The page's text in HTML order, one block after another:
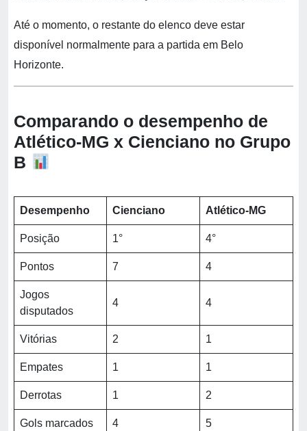
Até o momento, o restante do elenco deve estar
disponível normalmente para a partida em Belo
Horizonte.
Comparando o desempenho de
Atlético-MG x Cienciano no Grupo
B
Desempenho Cienciano Atlético-MG
Posição 1° 4°
Pontos 7 4
Jogos
disputados
4 4
Vitórias 2 1
Empates 1 1
Derrotas 1 2
Gols marcados 4 5